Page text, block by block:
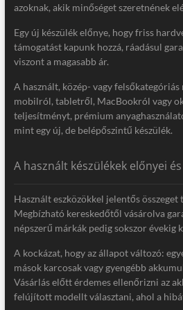
azoknak, akik minőséget szeretnének
Egy új készülék előnye, hogy friss
támogatást kapunk hozzá, ráadásul
viszont a magasabb ár.
A használt, közép- vagy
mobilról, tabletről, MacBookról vagy
teljesítményt, prémium
mint egy új, de belépőszintű készülék.
A használt készülékek előnyei
Használt eszközökkel jelentős
Megbízható kereskedőtől vásárolva
népszerű márkák pedig sokszor évekig
A kockázat, hogy az állapot változó:
mások karcosak vagy gyengébb
Vásárlás előtt érdemes ellenőrizni az
felújított modellt választani, ahol a